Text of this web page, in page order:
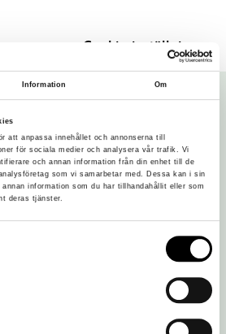
Information Om
att anpassa innehållet och annonserna till
för sociala medier och analysera vår trafik. Vi
och annan information från din enhet till de
som vi samarbetar med. Dessa kan i sin
information som du har tillhandahållit eller som
deras tjänster.
Cookie-inställningar
Östergötlands museum: